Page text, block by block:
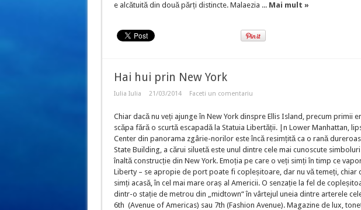
e alcătuită din două părți distincte. Malaezia ... Mai mult »
Hai hui prin New York
Iulia Iulia 21/03/2014 Faceti un comentariu
Chiar dacă nu veți ajunge în New York dinspre Ellis Island, precum primii
scăpa fără o scurtă escapadă la Statuia Libertății. |n Lower Manhattan,
Center din panorama zgârie-norilor este încă resimțită ca o rană
State Building, a cărui siluetă este unul dintre cele mai cunoscute
înaltă construcție din New York. Emoția pe care o veți simți în timp ce
Liberty – se apropie de port poate fi copleșitoare, dar nu vă temeți, chiar
simți acasă, în cel mai mare oraș al Americii. O senzație la fel de
dintr-o stație de metrou din „midtown“ în vârtejul uneia dintre arterele
6th (Avenue of Americas) sau 7th (Fashion Avenue). Magazine de lux,